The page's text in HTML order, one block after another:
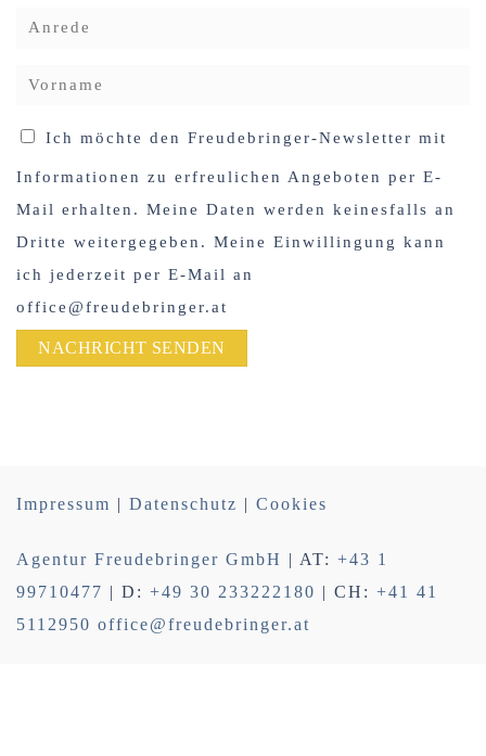
Ich möchte den Freudebringer-Newsletter mit
Informationen zu erfreulichen Angeboten per E-
Mail erhalten. Meine Daten werden keinesfalls an
Dritte weitergegeben. Meine Einwillingung kann
ich jederzeit per E-Mail an
office@freudebringer.at
Impressum | Datenschutz | Cookies
Agentur Freudebringer GmbH | AT: +43 1
99710477 | D: +49 30 233222180 | CH: +41 41
5112950 office@freudebringer.at